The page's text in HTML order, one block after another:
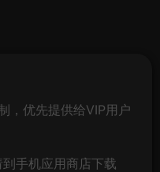
，优先提供给VIP用户
手机应用商店下载